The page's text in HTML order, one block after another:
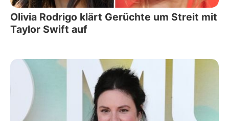
Olivia Rodrigo klärt Gerüchte um Streit mit
Taylor Swift auf